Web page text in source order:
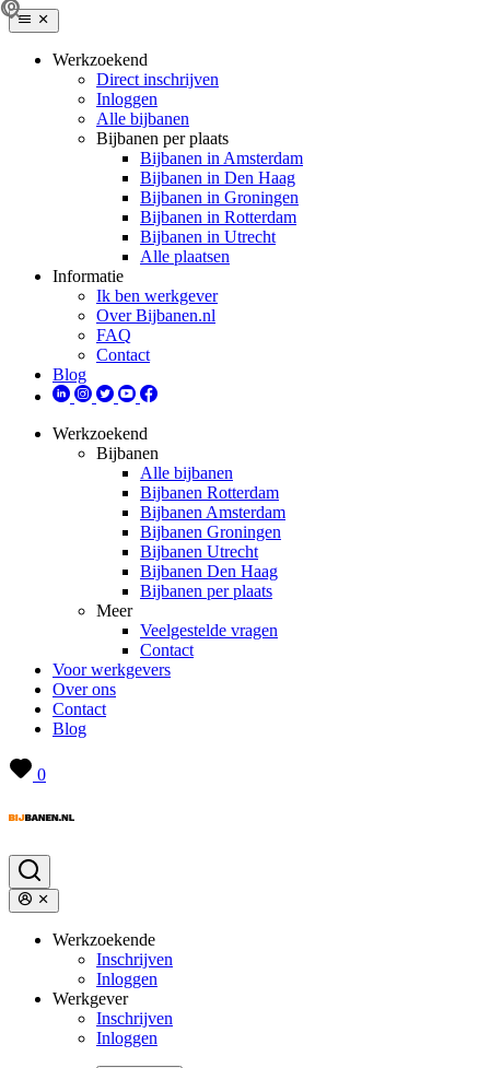
Werkzoekend
Direct inschrijven
Inloggen
Alle bijbanen
Bijbanen per plaats
Bijbanen in Amsterdam
Bijbanen in Den Haag
Bijbanen in Groningen
Bijbanen in Rotterdam
Bijbanen in Utrecht
Alle plaatsen
Informatie
Ik ben werkgever
Over Bijbanen.nl
FAQ
Contact
Blog
Werkzoekend
Bijbanen
Alle bijbanen
Bijbanen Rotterdam
Bijbanen Amsterdam
Bijbanen Groningen
Bijbanen Utrecht
Bijbanen Den Haag
Bijbanen per plaats
Meer
Veelgestelde vragen
Contact
Voor werkgevers
Over ons
Contact
Blog
0
Werkzoekende
Inschrijven
Inloggen
Werkgever
Inschrijven
Inloggen